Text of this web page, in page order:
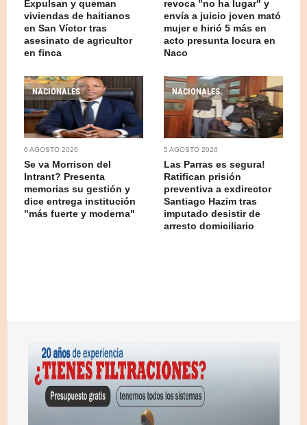
Expulsan y queman
viviendas de haitianos
en San Víctor tras
asesinato de agricultor
en finca
revoca "no ha lugar" y
envía a juicio joven mató
mujer e hirió 5 más en
acto presunta locura en
Naco
NACIONALES
6 AGOSTO 2026
Se va Morrison del
Intrant? Presenta
memorias su gestión y
dice entrega institución
"más fuerte y moderna"
NACIONALES
5 AGOSTO 2026
Las Parras es segura!
Ratifican prisión
preventiva a exdirector
Santiago Hazim tras
imputado desistir de
arresto domiciliario